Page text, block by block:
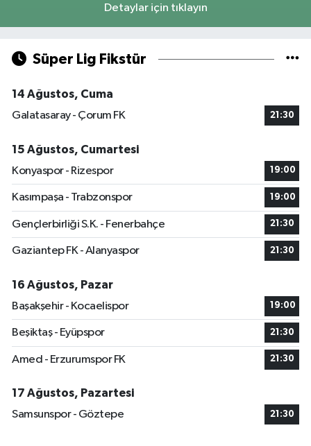
Detaylar için tıklayın
Süper Lig Fikstür
14 Ağustos, Cuma
Galatasaray - Çorum FK
21:30
15 Ağustos, Cumartesi
Konyaspor - Rizespor
19:00
Kasımpaşa - Trabzonspor 19:00
Gençlerbirliği S.K. - Fenerbahçe 21:30
Gaziantep FK - Alanyaspor 21:30
16 Ağustos, Pazar
Başakşehir - Kocaelispor
19:00
Beşiktaş - Eyüpspor 21:30
Amed - Erzurumspor FK 21:30
17 Ağustos, Pazartesi
Samsunspor - Göztepe
21:30